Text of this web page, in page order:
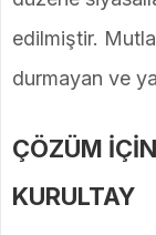
edilmiştir.
durmayan ve
ÇÖZÜM
KURULTAY